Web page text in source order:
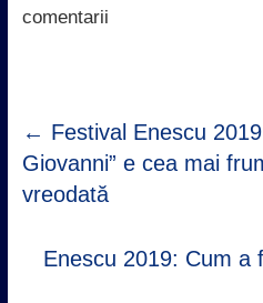
k
p
comentarii
← Festival Enescu
Giovanni” e cea mai
vreodată
Enescu 2019: Cum a